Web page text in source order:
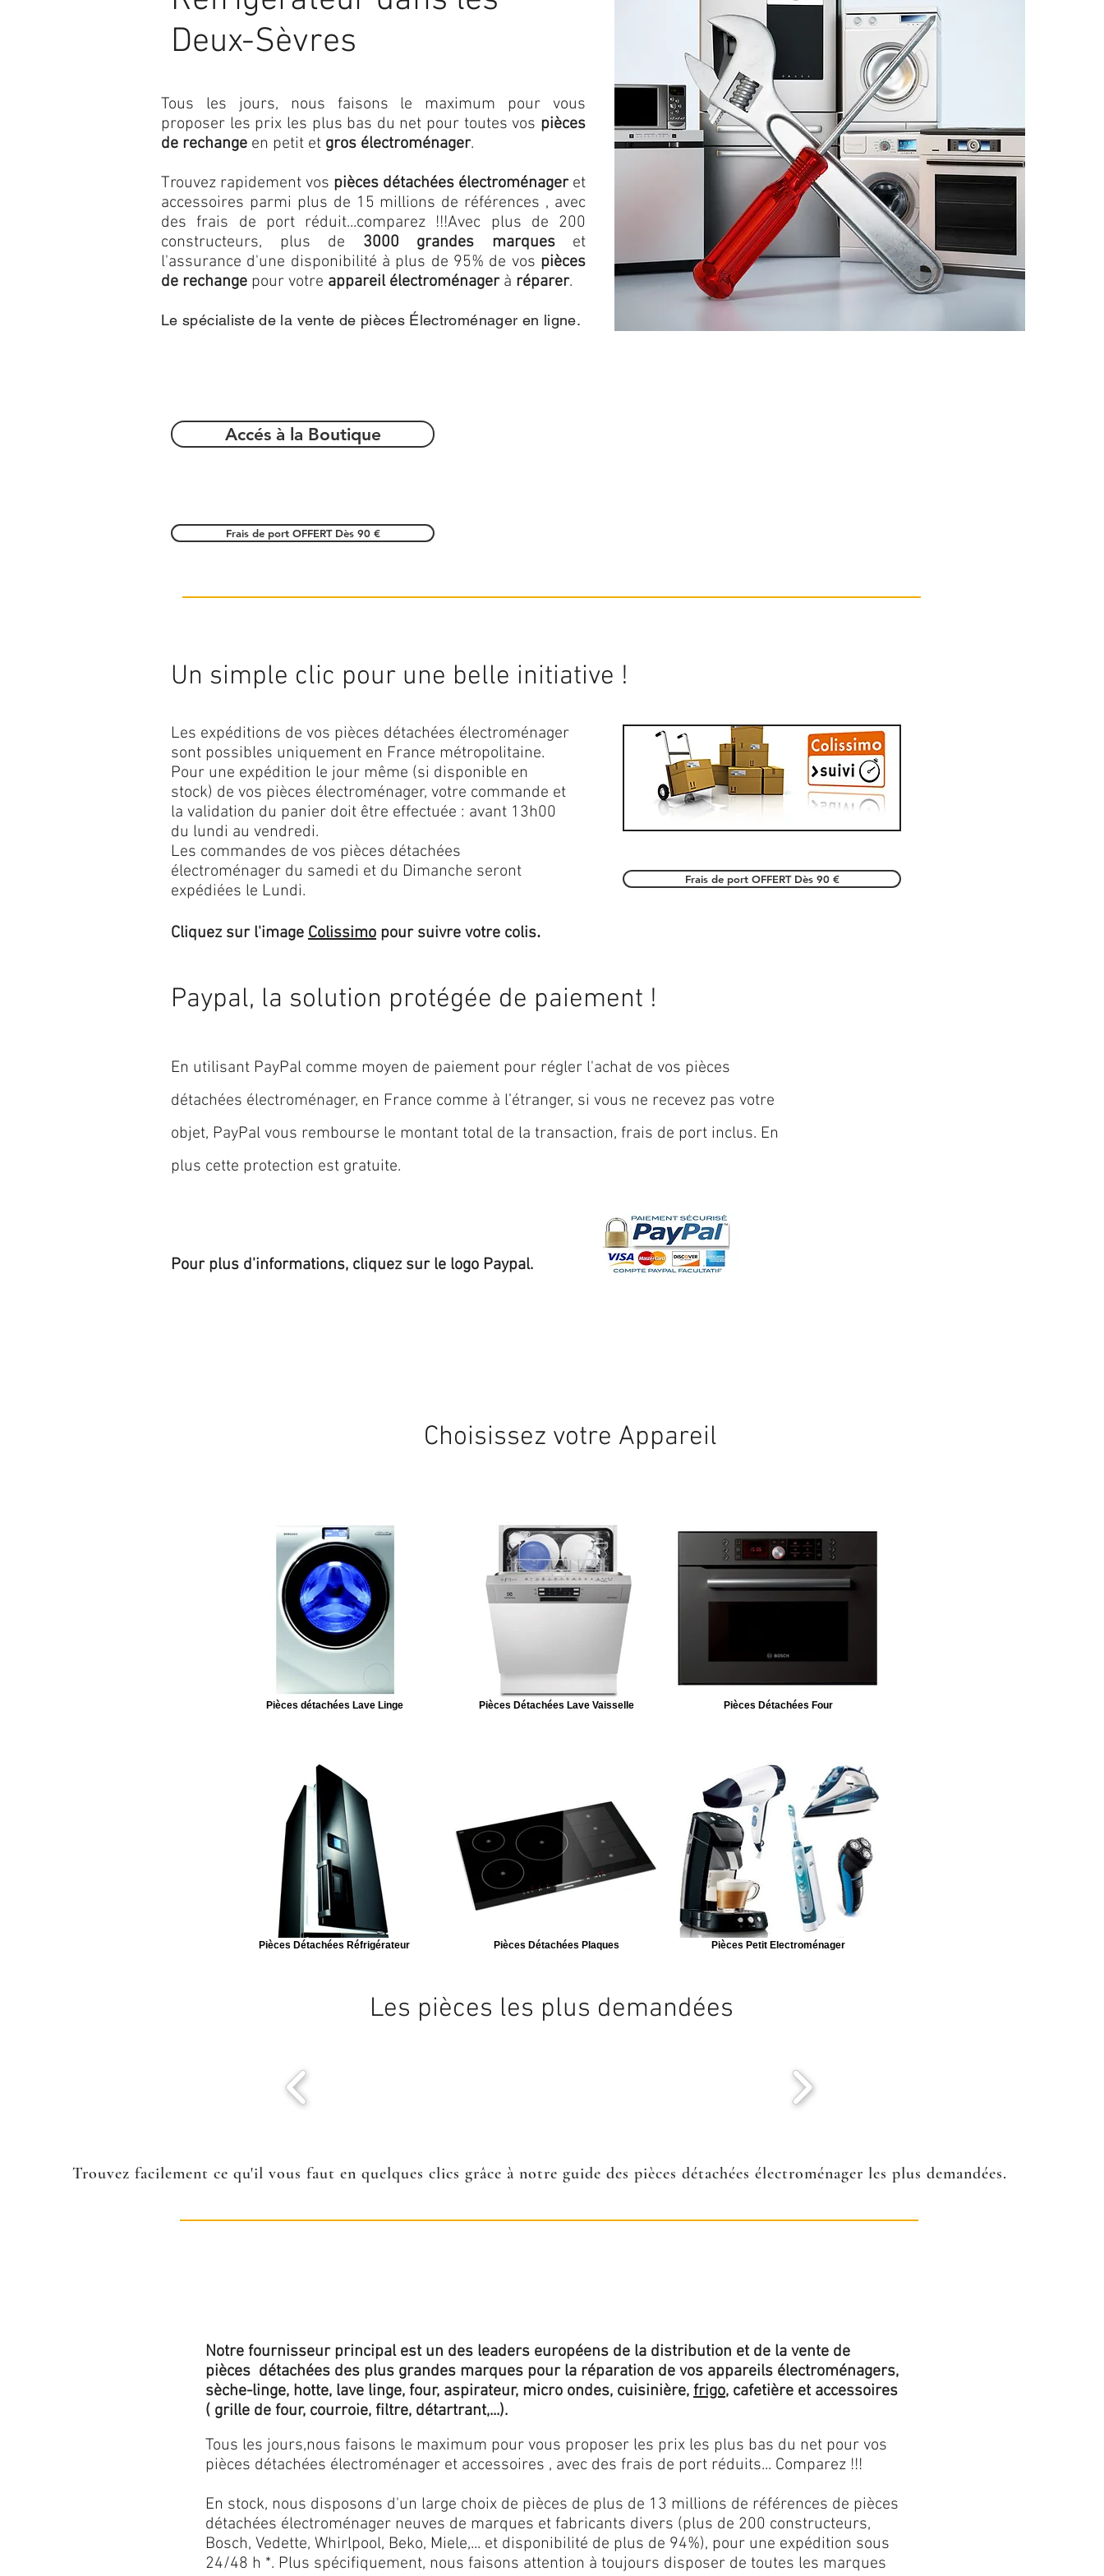
Deux-Sèvres
Tous les jours, nous faisons le maximum pour vous
proposer les prix les plus bas du net pour toutes vos pièces
de rechange en petit et gros électroménager.
Trouvez rapidement vos pièces détachées électroménageret
accessoires parmi plus de 15 millions de références , avec
des frais de port réduit...comparez !!!Avec plus de 200
constructeurs, plus de 3000 grandes marqueset
l'assurance d'une disponibilité à plus de 95% de vos pièces
de rechange pour votre appareil électroménagerà réparer.
Le spécialiste de la vente de pièces Électroménager en ligne.
Accés à la Boutique
Frais de port OFFERT Dès 90 €
Un simple clic pour une belle initiative !
Les expéditions de vos pièces détachées électroménager
sont possibles uniquement en France métropolitaine.
Pour une expédition le jour même (si disponible en
stock) de vos pièces électroménager, votre commande et
la validation du panier doit être effectuée : avant 13h00
du lundi au vendredi.
Les commandes de vos pièces détachées
électroménager du samedi et du Dimanche seront
expédiées le Lundi.
Cliquez sur l'image Colissimo pour suivre votre colis.
Frais de port OFFERT Dès 90 €
Paypal, la solution protégée de paiement !
En utilisant PayPal comme moyen de paiement pour régler l'achat de vos pièces
détachées électroménager, en France comme à l’étranger, si vous ne recevez pas votre
objet, PayPal vous rembourse le montant total de la transaction, frais de port inclus. En
plus cette protection est gratuite.
Pour plus d'informations, cliquez sur le logo Paypal.
Choisissez votre Appareil
Pièces détachées Lave Linge Pièces Détachées Lave Vaisselle Pièces Détachées Four
Pièces Détachées Réfrigérateur Pièces Détachées Plaques Pièces Petit Electroménager
Les pièces les plus demandées
Trouvez facilement ce qu'il vous faut en quelques clics grâce à notre guide des pièces détachées électroménager les plus demandées.
Notre fournisseur principal est un des leaders européens de la distribution et de la vente de
pièces détachées des plus grandes marques pour la réparation de vos appareils électroménagers,
sèche-linge, hotte, lave linge, four, aspirateur, micro ondes, cuisinière, frigo, cafetière et accessoires
( grille de four, courroie, filtre, détartrant,...).
Tous les jours,nous faisons le maximum pour vous proposer les prix les plus bas du net pour vos
pièces détachées électroménager et accessoires , avec des frais de port réduits... Comparez !!!
En stock, nous disposons d'un large choix de pièces de plus de 13 millions de références de pièces
détachées électroménager neuves de marques et fabricants divers (plus de 200 constructeurs,
Bosch, Vedette, Whirlpool, Beko, Miele,... et disponibilité de plus de 94%), pour une expédition sous
24/48 h *. Plus spécifiquement, nous faisons attention à toujours disposer de toutes les marques